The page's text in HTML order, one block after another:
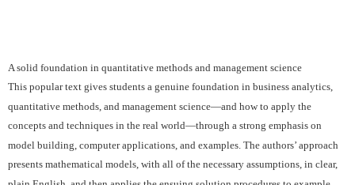
A solid foundation in quantitative methods and management science
This popular text gives students a genuine foundation in business analytics,
quantitative methods, and management science—and how to apply the
concepts and techniques in the real world—through a strong emphasis on
model building, computer applications, and examples. The authors’ approach
presents mathematical models, with all of the necessary assumptions, in clear,